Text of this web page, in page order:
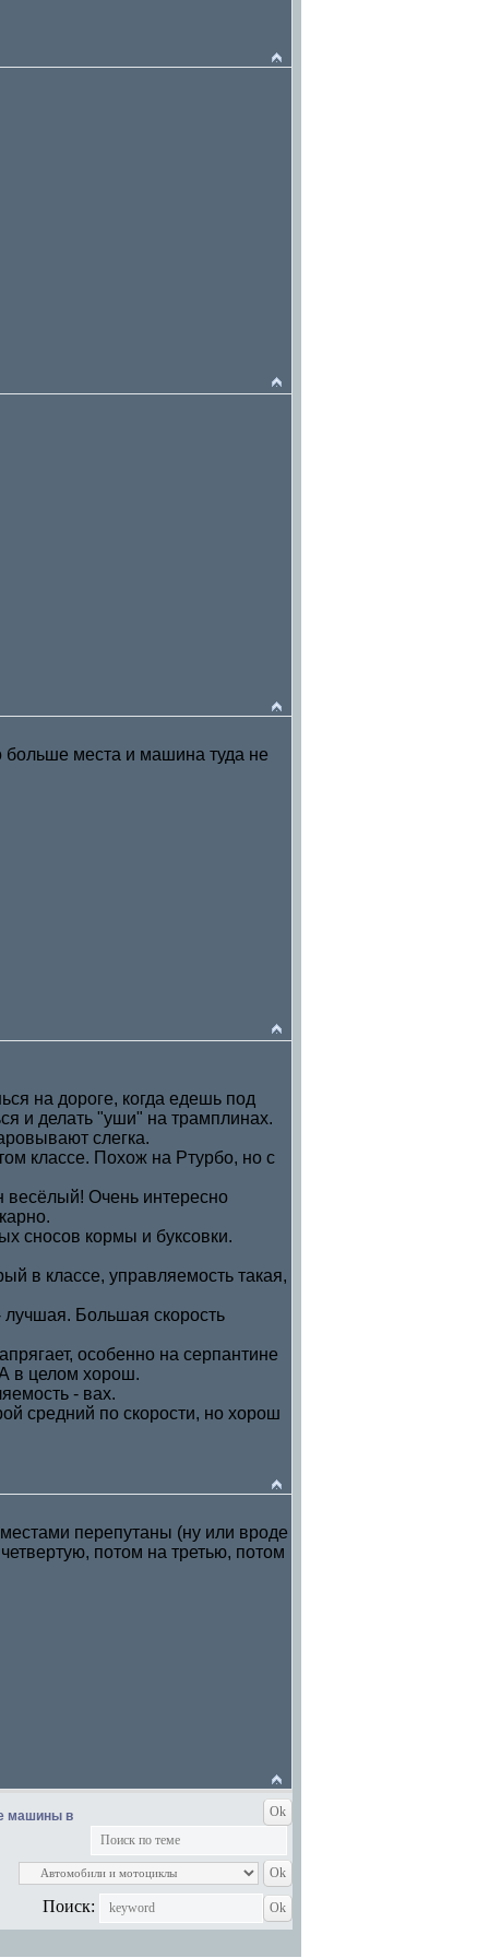
больше места и машина туда не
на дороге, когда едешь под
и делать "уши" на трамплинах.
слегка.
классе. Похож на Ртурбо, но с
весёлый! Очень интересно
сносов кормы и буксовки.
в классе, управляемость такая,
лучшая. Большая скорость
особенно на серпантине
в целом хорош.
- вах.
средний по скорости, но хорош
перепутаны (ну или вроде
потом на третью, потом
машины в
Поиск: